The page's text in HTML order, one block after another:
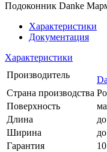
Подоконник Danke
Характеристики
Документация
Характеристики
Производитель
Страна производства
Поверхность
Длина
Ширина
Гарантия